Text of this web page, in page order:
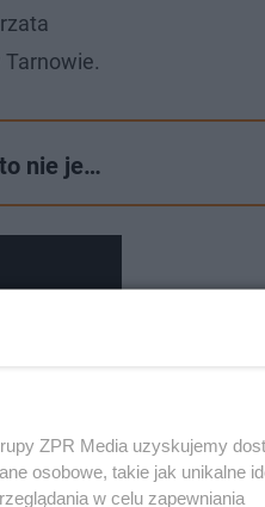
Tarnowie.
nie je…
ZPR Media uzyskujemy
osobowe, takie jak unikalne
w celu zapewniania